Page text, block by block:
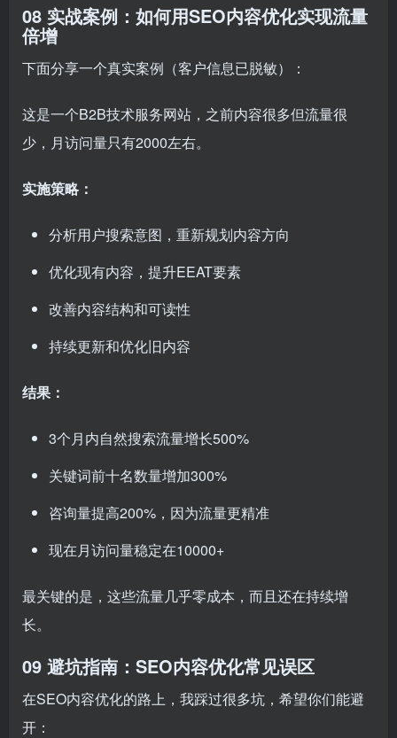
08 实战案例：如何用SEO内容优化实现流量
倍增
下面分享一个真实案例（客户信息已脱敏）：
这是一个B2B技术服务网站，之前内容很多但流量很
少，月访问量只有2000左右。
实施策略：
分析用户搜索意图，重新规划内容方向
优化现有内容，提升EEAT要素
改善内容结构和可读性
持续更新和优化旧内容
结果：
3个月内自然搜索流量增长500%
关键词前十名数量增加300%
咨询量提高200%，因为流量更精准
现在月访问量稳定在10000+
最关键的是，这些流量几乎零成本，而且还在持续增
长。
09 避坑指南：SEO内容优化常见误区
在SEO内容优化的路上，我踩过很多坑，希望你们能避
开：